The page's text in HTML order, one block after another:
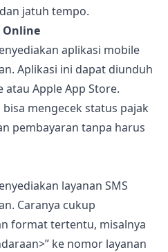
jatuh tempo.
Online
aplikasi mobile
Aplikasi ini dapat diunduh
atau Apple App Store.
mengecek status pajak
pembayaran tanpa harus
layanan SMS
Caranya cukup
format tertentu, misalnya
ke nomor layanan